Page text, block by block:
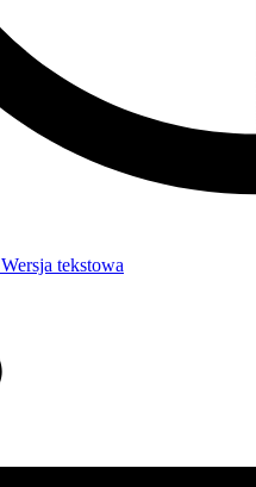
Wersja tekstowa